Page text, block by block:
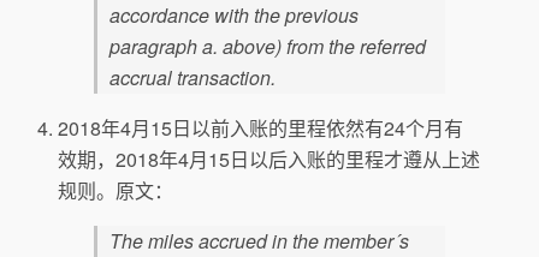
accordance with the previous
paragraph a. above) from the referred
accrual transaction.
2018年4月15日以前入账的里程依然有24个月有
效期，2018年4月15日以后入账的里程才遵从上述
规则。原文：
The miles accrued in the member´s